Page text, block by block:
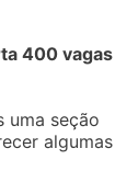
400 vagas
uma seção
algumas